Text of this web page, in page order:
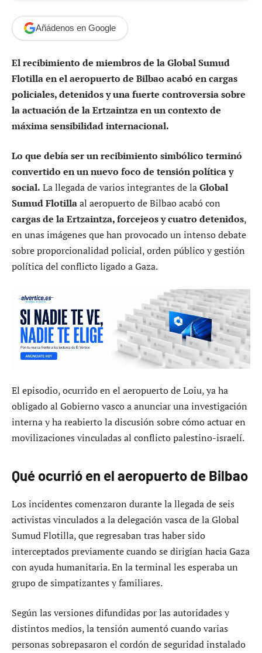
Añádenos en Google
El recibimiento de miembros de la Global Sumud
Flotilla en el aeropuerto de Bilbao acabó en cargas
policiales, detenidos y una fuerte controversia sobre
la actuación de la Ertzaintza en un contexto de
máxima sensibilidad internacional.
Lo que debía ser un recibimiento simbólico terminó
convertido en un nuevo foco de tensión política y
social. La llegada de varios integrantes de laGlobal
Sumud Flotillaal aeropuerto de Bilbao acabó con
cargas de la Ertzaintza, forcejeos y cuatro detenidos,
en unas imágenes que han provocado un intenso debate
sobre proporcionalidad policial, orden público y gestión
política del conflicto ligado a Gaza.
El episodio, ocurrido en el aeropuerto de Loiu, ya ha
obligado al Gobierno vasco a anunciar una investigación
interna y ha reabierto la discusión sobre cómo actuar en
movilizaciones vinculadas al conflicto palestino-israelí.
Qué ocurrió en el aeropuerto de Bilbao
Los incidentes comenzaron durante la llegada de seis
activistas vinculados a la delegación vasca de la Global
Sumud Flotilla, que regresaban tras haber sido
interceptados previamente cuando se dirigían hacia Gaza
con ayuda humanitaria. En la terminal les esperaba un
grupo de simpatizantes y familiares.
Según las versiones difundidas por las autoridades y
distintos medios, la tensión aumentó cuando varias
personas sobrepasaron el cordón de seguridad instalado